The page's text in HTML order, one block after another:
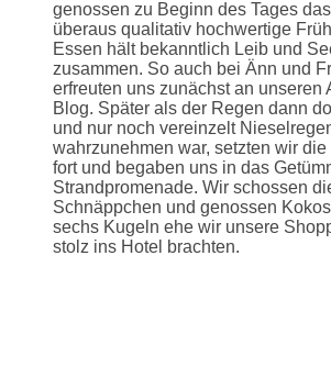
genossen zu Beginn des Tages
überaus qualitativ hochwertige
Essen hält bekanntlich Leib und
zusammen. So auch bei Änn und
erfreuten uns zunächst an unseren
Blog. Später als der Regen dann
und nur noch vereinzelt
wahrzunehmen war, setzten wir
fort und begaben uns in das
Strandpromenade. Wir schossen
Schnäppchen und genossen
sechs Kugeln ehe wir unsere
stolz ins Hotel brachten.